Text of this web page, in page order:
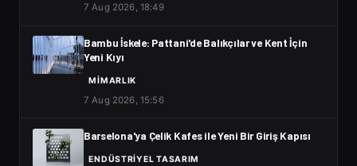
7 Aug 2026, 18:49
Bambu İskele: Pattani'de Balıkçılar ve Kent İçin
Yeni Kıyı
MIMARLIK
7 Aug 2026, 15:56
Barselona'ya Çelik Kafes ile Yeni Bir Giriş Kapısı
ENDÜSTRIYEL TASARIM